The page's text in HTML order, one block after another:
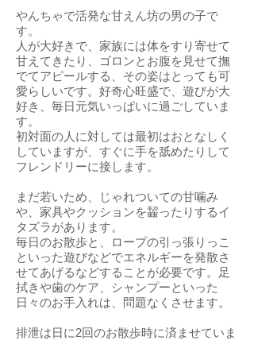
やんちゃで活発な甘えん坊の男の子で
す。
人が大好きで、家族には体をすり寄せて
甘えてきたり、ゴロンとお腹を見せて撫
でてアピールする、その姿はとっても可
愛らしいです。好奇心旺盛で、遊びが大
好き、毎日元気いっぱいに過ごしていま
す。
初対面の人に対しては最初はおとなしく
していますが、すぐに手を舐めたりして
フレンドリーに接します。
まだ若いため、じゃれついての甘噛み
や、家具やクッションを齧ったりするイ
タズラがあります。
毎日のお散歩と、ロープの引っ張りっこ
といった遊びなどでエネルギーを発散さ
せてあげるなどすることが必要です。足
拭きや歯のケア、シャンプーといった
日々のお手入れは、問題なくさせます。
排泄は日に2回のお散歩時に済ませていま